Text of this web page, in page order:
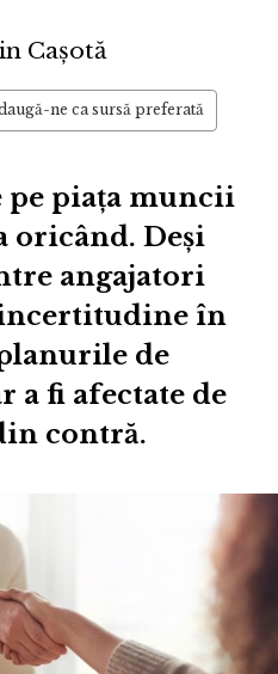
Cașotă
ne ca sursă preferată
pe piața muncii
oricând. Deși
angajatori
în
de
a fi afectate de
contră.